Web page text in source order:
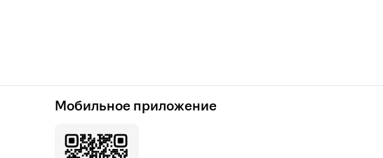
Мобильное приложение